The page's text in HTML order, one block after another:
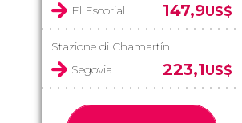
El Escorial
147,9US$
Stazione di Chamartín
Segovia
223,1US$